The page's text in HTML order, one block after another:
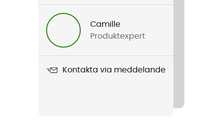
Vision Helmet
Multi-impact EPP / E.P.S
Användningsområde
Camille
Produktexpert
Kontakta via meddelande